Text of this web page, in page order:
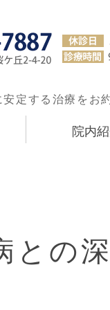
医院 てら
定する治療をお
院内
との